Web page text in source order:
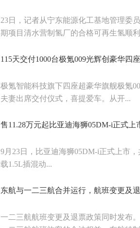
23日，记者从宁东能源化工基地管理委
期项目清水营制氢厂的合格可再生氢顺
115天交付1000台极氪009光辉创豪华四
极氪智能科技旗下四座超豪华旗舰极氪
夫妻出席交付仪式，喜提爱车。从开...
售11.28万元起比亚迪海狮05DM-i正式上
9月23日，比亚迪海狮05DM-i正式上市
载1.5L插混动...
东航与一二三航合并运行，航班变更及
一二三航航班变更及退票政策同时发布